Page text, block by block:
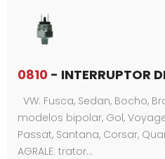
0810 - INTERRUPTOR
VW: Fusca, Sedan, Bocho,
modelos bipolar, Gol,
Passat, Santana, Corsar,
AGRALE: trator…